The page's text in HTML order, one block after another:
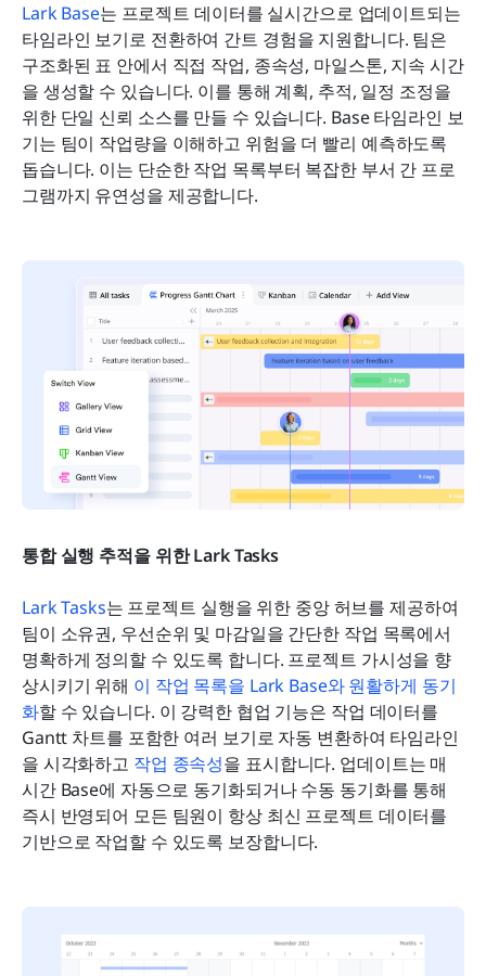
Lark Base는 프로젝트 데이터를 실시간으로 업데이트되는
타임라인 보기로 전환하여 간트 경험을 지원합니다. 팀은
구조화된 표 안에서 직접 작업, 종속성, 마일스톤, 지속 시간
을 생성할 수 있습니다. 이를 통해 계획, 추적, 일정 조정을
위한 단일 신뢰 소스를 만들 수 있습니다. Base 타임라인 보
기는 팀이 작업량을 이해하고 위험을 더 빨리 예측하도록
돕습니다. 이는 단순한 작업 목록부터 복잡한 부서 간 프로
그램까지 유연성을 제공합니다.
통합 실행 추적을 위한 Lark Tasks
Lark Tasks는 프로젝트 실행을 위한 중앙 허브를 제공하여
팀이 소유권, 우선순위 및 마감일을 간단한 작업 목록에서
명확하게 정의할 수 있도록 합니다. 프로젝트 가시성을 향
상시키기 위해 이 작업 목록을 Lark Base와 원활하게 동기
화할 수 있습니다. 이 강력한 협업 기능은 작업 데이터를
Gantt 차트를 포함한 여러 보기로 자동 변환하여 타임라인
을 시각화하고 작업 종속성을 표시합니다. 업데이트는 매
시간 Base에 자동으로 동기화되거나 수동 동기화를 통해
즉시 반영되어 모든 팀원이 항상 최신 프로젝트 데이터를
기반으로 작업할 수 있도록 보장합니다.